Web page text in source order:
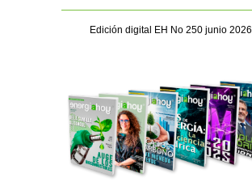
Edición digital EH No 250 junio 2026